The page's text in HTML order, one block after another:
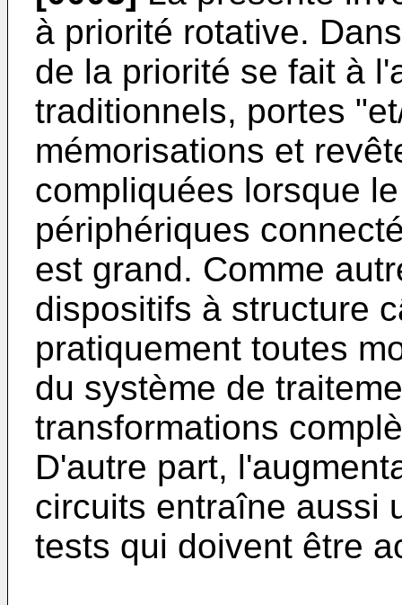
à priorité rotative.
de la priorité se fait à
traditionnels, portes
mémorisations et
compliquées lorsque
périphériques
est grand. Comme
dispositifs à structure
pratiquement toutes
du système de
transformations
D'autre part,
circuits entraîne aussi
tests qui doivent être